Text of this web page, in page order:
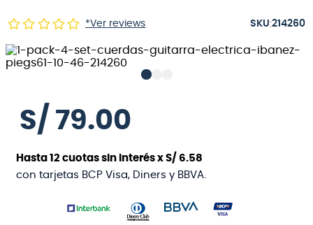
*Ver reviews :214260
S/ 79.00
Hasta12 cuotas sin interés xS/ 6.58
con tarjetas BCP Visa, Diners y BBVA.